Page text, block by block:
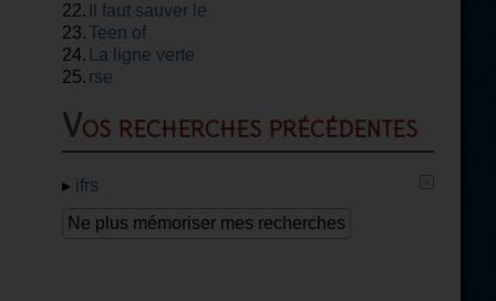
22.
Il faut sauver le
soldat rayan
23.Teen of
24.
La ligne verte
25. rse
Vos recherches précédentes
▸ ifrs
Ne plus mémoriser mes recherches